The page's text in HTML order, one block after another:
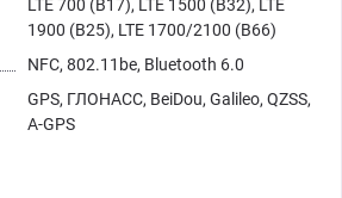
LTE 700 (B17), LTE 1500 (B32), LTE
1900 (B25), LTE 1700/2100 (B66)
NFC, 802.11be, Bluetooth 6.0
GPS, ГЛОНАСС, BeiDou, Galileo, QZSS,
A-GPS